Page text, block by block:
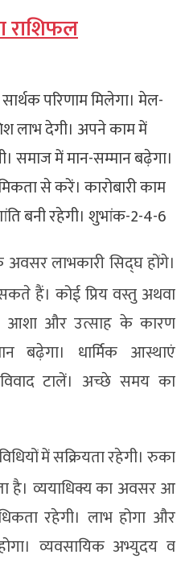
राशिफल
सार्थक परिणाम मिलेगा। मेल-
लाभ देगी। अपने काम में
समाज में मान-सम्मान बढ़ेगा।
से करें। कारोबारी काम
बनी रहेगी। शुभांक-2-4-6
लाभकारी सिद्घ होंगे।
हैं। कोई प्रिय वस्तु अथवा
आशा और उत्साह के कारण
बढ़ेगा। धार्मिक आस्थाएं
विवाद टालें। अच्छे समय का
में सक्रियता रहेगी। रुका
है। व्ययाधिक्य का अवसर आ
रहेगी। लाभ होगा और
व्यवसायिक अभ्युदय व